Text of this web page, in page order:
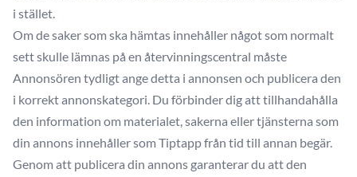
i stället.
Om de saker som ska hämtas innehåller något som normalt
sett skulle lämnas på en återvinningscentral måste
Annonsören tydligt ange detta i annonsen och publicera den
i korrekt annonskategori. Du förbinder dig att tillhandahålla
den information om materialet, sakerna eller tjänsterna som
din annons innehåller som Tiptapp från tid till annan begär.
Genom att publicera din annons garanterar du att den